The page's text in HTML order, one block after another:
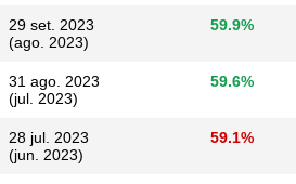
29 set. 2023
(ago. 2023)
59.9%
31 ago. 2023
(jul. 2023)
59.6%
28 jul. 2023
(jun. 2023)
59.1%